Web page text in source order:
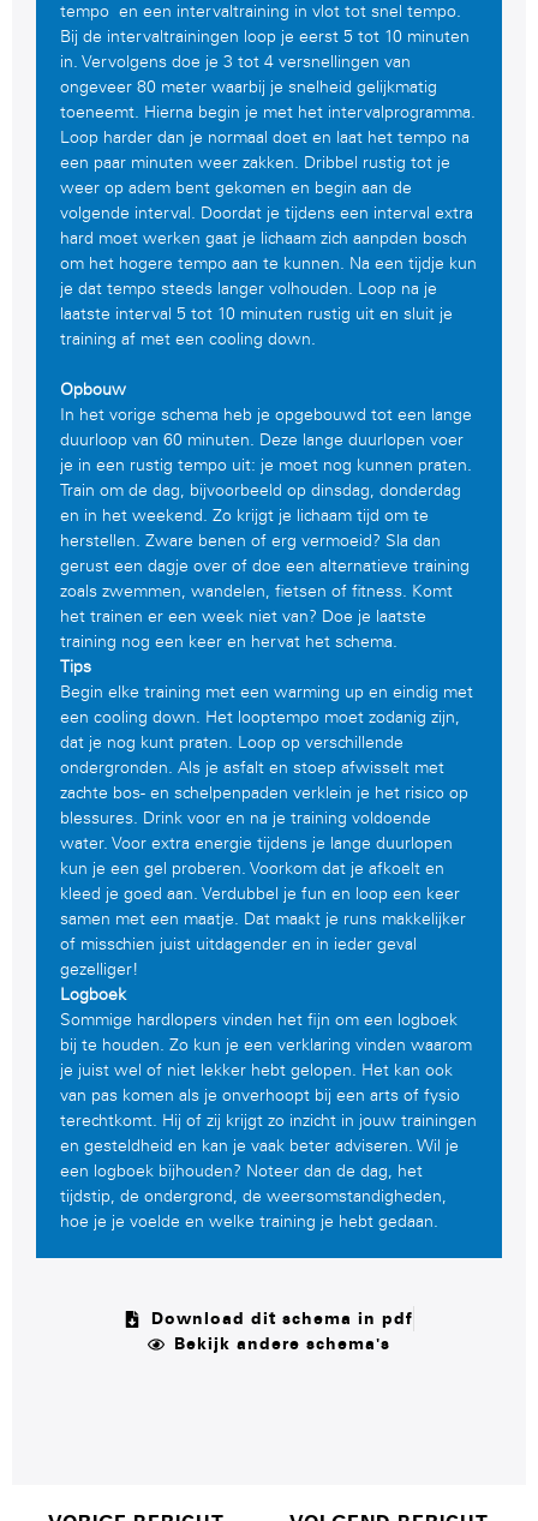
tempo en een intervaltraining in vlot tot snel tempo.
Bij de intervaltrainingen loop je eerst 5 tot 10 minuten
in. Vervolgens doe je 3 tot 4 versnellingen van
ongeveer 80 meter waarbij je snelheid gelijkmatig
toeneemt. Hierna begin je met het intervalprogramma.
Loop harder dan je normaal doet en laat het tempo na
een paar minuten weer zakken. Dribbel rustig tot je
weer op adem bent gekomen en begin aan de
volgende interval. Doordat je tijdens een interval extra
hard moet werken gaat je lichaam zich aanpden bosch
om het hogere tempo aan te kunnen. Na een tijdje kun
je dat tempo steeds langer volhouden. Loop na je
laatste interval 5 tot 10 minuten rustig uit en sluit je
training af met een cooling down.
Opbouw
In het vorige schema heb je opgebouwd tot een lange
duurloop van 60 minuten. Deze lange duurlopen voer
je in een rustig tempo uit: je moet nog kunnen praten.
Train om de dag, bijvoorbeeld op dinsdag, donderdag
en in het weekend. Zo krijgt je lichaam tijd om te
herstellen. Zware benen of erg vermoeid? Sla dan
gerust een dagje over of doe een alternatieve training
zoals zwemmen, wandelen, fietsen of fitness. Komt
het trainen er een week niet van? Doe je laatste
training nog een keer en hervat het schema.
Tips
Begin elke training met een warming up en eindig met
een cooling down. Het looptempo moet zodanig zijn,
dat je nog kunt praten. Loop op verschillende
ondergronden. Als je asfalt en stoep afwisselt met
zachte bos- en schelpenpaden verklein je het risico op
blessures. Drink voor en na je training voldoende
water. Voor extra energie tijdens je lange duurlopen
kun je een gel proberen. Voorkom dat je afkoelt en
kleed je goed aan. Verdubbel je fun en loop een keer
samen met een maatje. Dat maakt je runs makkelijker
of misschien juist uitdagender en in ieder geval
gezelliger!
Logboek
Sommige hardlopers vinden het fijn om een logboek
bij te houden. Zo kun je een verklaring vinden waarom
je juist wel of niet lekker hebt gelopen. Het kan ook
van pas komen als je onverhoopt bij een arts of fysio
terechtkomt. Hij of zij krijgt zo inzicht in jouw trainingen
en gesteldheid en kan je vaak beter adviseren. Wil je
een logboek bijhouden? Noteer dan de dag, het
tijdstip, de ondergrond, de weersomstandigheden,
hoe je je voelde en welke training je hebt gedaan.
Download dit schema in pdf
Bekijk andere schema's